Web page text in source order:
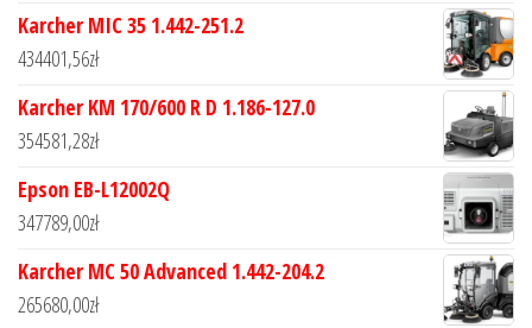
Karcher MIC 35 1.442-251.2
434401,56zł
Karcher KM 170/600 R D 1.186-127.0
354581,28zł
Epson EB-L12002Q
347789,00zł
Karcher MC 50 Advanced 1.442-204.2
265680,00zł